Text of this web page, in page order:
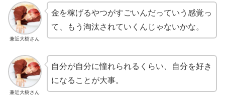
兼近大樹さん
金を稼げるやつがすごいんだっていう感覚っ
て、もう淘汰されていくんじゃないかな。
兼近大樹さん
自分が自分に憧れられるくらい、自分を好き
になることが大事。